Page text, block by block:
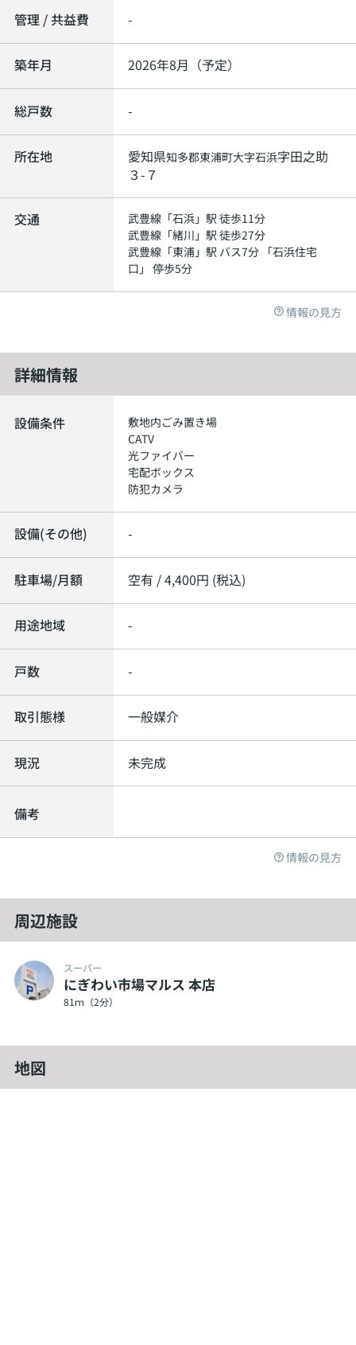
管理 / 共益費 -
築年月 2026年8月（予定）
総戸数 -
所在地 愛知県知多郡東浦町大字石浜字田之助
３-７
交通 武豊線 「石浜」駅 徒歩11分
武豊線 「緒川 」駅 徒歩27分
武豊線 「東浦」駅 バス7分 「石浜住宅
口」 停歩5分
情報の見方
詳細情報
設備条件
敷地内ごみ置き場
CATV
光ファイバー
宅配ボックス
防犯カメラ
設備(その他) -
駐車場/月額 空有 / 4,400円 (税込)
用途地域 -
戸数 -
取引態様 一般媒介
現況 未完成
備考
情報の見方
周辺施設
スーパー
にぎわい市場マルス 本店
81ｍ（2分）
地図